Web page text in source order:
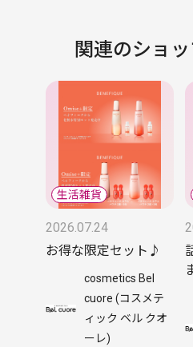
関連のショ
2026.07.24
お得な限定セット♪
cosmetics Bel
cuore (コスメテ
ィック ベル クオ
ーレ)